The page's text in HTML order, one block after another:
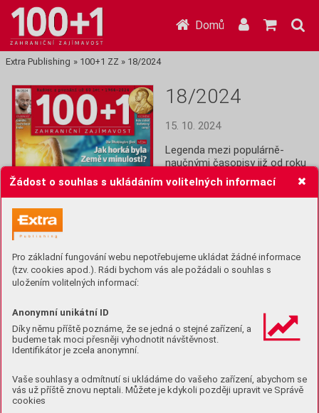
Žádost o souhlas s ukládáním volitelných informací
Pro základní fungování webu nepotřebujeme ukládat žádné informace
(tzv. cookies apod.). Rádi bychom vás ale požádali o souhlas s
uložením volitelných informací:
Anonymní unikátní ID
Díky němu příště poznáme, že se jedná o stejné zařízení, a
budeme tak moci přesněji vyhodnotit návštěvnost.
Identifikátor je zcela anonymní.
Vaše souhlasy a odmítnutí si ukládáme do vašeho zařízení, abychom se
vás už příště znovu neptali. Můžete je kdykoli později upravit ve Správě
cookies
Domů
Extra Publishing » 100+1 ZZ » 18/2024
18/2024
15. 10. 2024
Legenda mezi populárně-
naučnými časopisy již od roku
1964! Stoplusjednička je
čtrnáctideník plný informací z
celého světa: Historie, věda,
Koupit (49 Kč)
Obsah